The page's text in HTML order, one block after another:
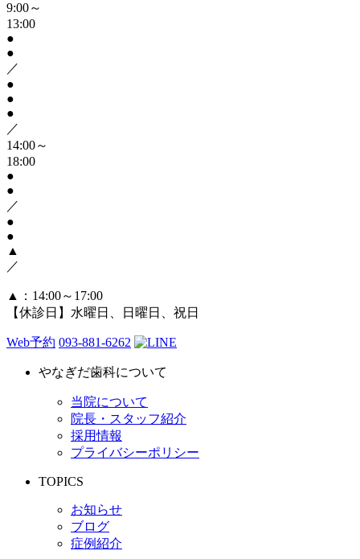
9:00～
13:00
●
●
／
●
●
●
／
14:00～
18:00
●
●
／
●
●
▲
／
▲
：14:00～17:00
【休診日】水曜日、日曜日、祝日
Web予約 093-881-6262
やなぎだ歯科について
当院について
院長・スタッフ紹介
採用情報
プライバシーポリシー
TOPICS
お知らせ
ブログ
症例紹介